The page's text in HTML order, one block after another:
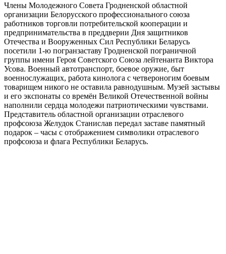
Члены Молодежного Совета Гродненской областной
организации Белорусского профессионального союза
работников торговли потребительской кооперации и
предпринимательства в преддверии Дня защитников
Отечества и Вооруженных Сил Республики Беларусь
посетили 1-ю погранзаставу Гродненской пограничной
группы имени Героя Советского Союза лейтенанта Виктора
Усова. Военный автотранспорт, боевое оружие, быт
военнослужащих, работа кинолога с четвероногим боевым
товарищем никого не оставила равнодушным. Музей застывы
и его экспонаты со времён Великой Отечественной войны
наполнили сердца молодежи патриотическими чувствами.
Представитель областной организации отраслевого
профсоюза Желудок Станислав передал заставе памятный
подарок – часы с отображением символики отраслевого
профсоюза и флага Республики Беларусь.